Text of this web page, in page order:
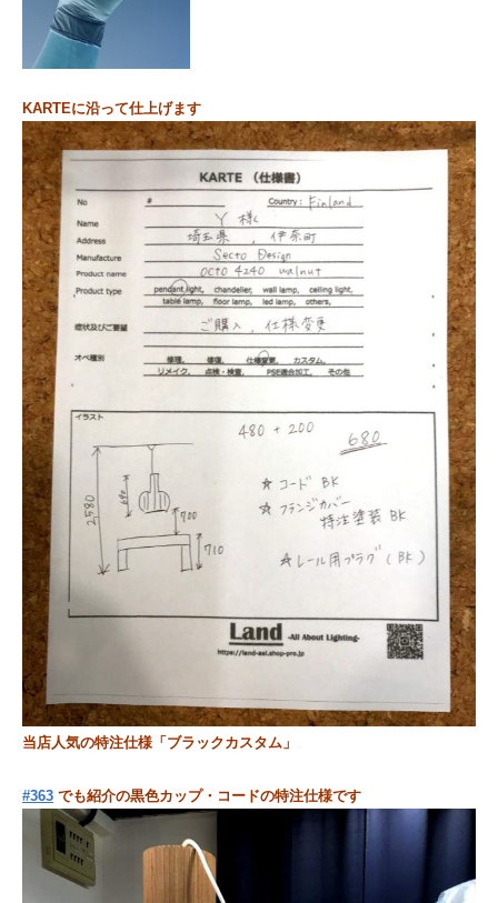
KARTEに沿って仕上げます
当店人気の特注仕様「ブラックカスタム」
#363 でも紹介の黒色カップ・コードの特注仕様です